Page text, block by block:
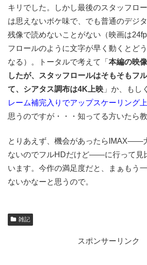
キリでした。しかし最後のスタッフロ
は思えないボケ味で、でも普通のデジ
残像で読めないことがない（映画は
フロールのように文字が早く動くとど
なる）。トータルで考えて「 本編の映
したが、スタッフロールはそもそもフ
て、 シアタス調布は4K上映 」か、もし
レーム補完入りでアップスケーリング
思うのですが・・・知ってる方いたら教
とりあえず、機会があったらIMAX――
ないのでフルHDだけど――に行って見
います。今作の満足度だと、まぁもう
ないかなーと思うので。
雑記
スポンサーリンク